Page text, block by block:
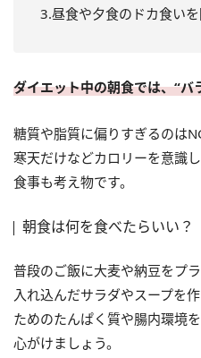
3.昼食や夕食のドカ食い
ダイエット中の朝食では、“バ
糖質や脂質に偏りすぎるのは
寒天だけなどカロリーを意識
食事も考え物です。
朝食は何を食べたらいい？
普段のご飯に大麦や納豆をプ
入れ込んだサラダやスープを
ためのたんぱく質や腸内環境
心がけましょう。